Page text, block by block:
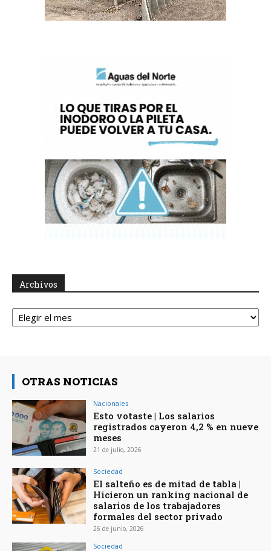
Archivos
Archivos
OTRAS NOTICIAS
Nacionales
Esto votaste | Los salarios
registrados cayeron 4,2 % en nueve
meses
21 de julio, 2026
Sociedad
El salteño es de mitad de tabla |
Hicieron un ranking nacional de
salarios de los trabajadores
formales del sector privado
26 de junio, 2026
Sociedad